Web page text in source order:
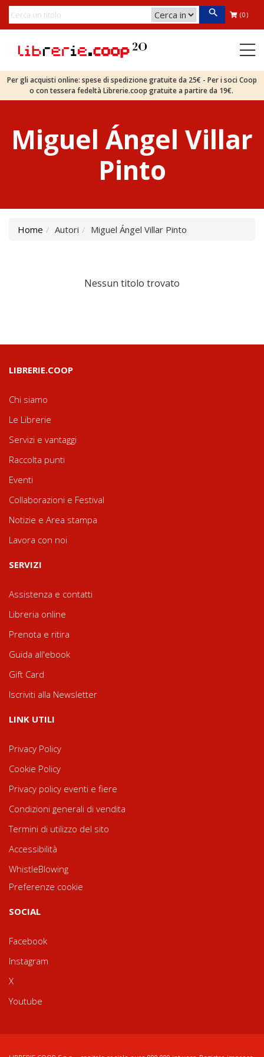
(0)
Per gli acquisti online: spese di spedizione gratuite da 25€ - Per i soci Coop
o con tessera fedeltà Librerie.coop gratuite a partire da 19€.
Miguel Ángel Villar
Pinto
Home Autori Miguel Ángel Villar Pinto
Nessun titolo trovato
LIBRERIE.COOP
Chi siamo
Le Librerie
Servizi e vantaggi
Raccolta punti
Eventi
Collaborazioni e Festival
Notizie e Area stampa
Lavora con noi
SERVIZI
Assistenza e contatti
Libreria online
Prenota e ritira
Guida all'ebook
Gift Card
Iscriviti alla Newsletter
LINK UTILI
Privacy Policy
Cookie Policy
Privacy policy eventi e fiere
Condizioni generali di vendita
Termini di utilizzo del sito
Accessibilità
WhistleBlowing
Preferenze cookie
SOCIAL
Facebook
Instagram
X
Youtube